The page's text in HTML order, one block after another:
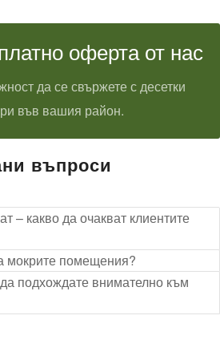
оферта от нас
да се свържете с десетки
във вашия район.
въпроси
– какво да очакват клиентите
мокрите помещения?
подхождате внимателно към